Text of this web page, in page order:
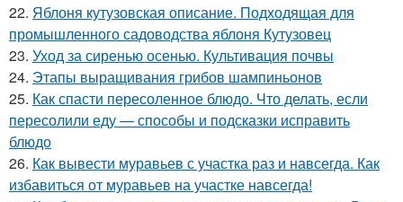
22. Яблоня кутузовская описание. Подходящая для
промышленного садоводства яблоня Кутузовец
23. Уход за сиренью осенью. Культивация почвы
24. Этапы выращивания грибов шампиньонов
25. Как спасти пересоленное блюдо. Что делать, если
пересолили еду — способы и подсказки исправить
блюдо
26. Как вывести муравьев с участка раз и навсегда. Как
избавиться от муравьев на участке навсегда!